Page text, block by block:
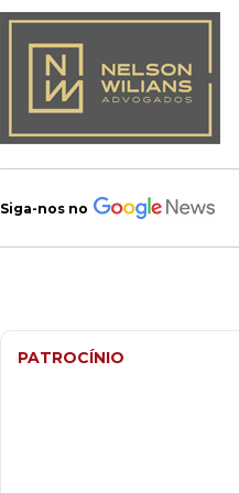
Siga-nos no
PATROCÍNIO